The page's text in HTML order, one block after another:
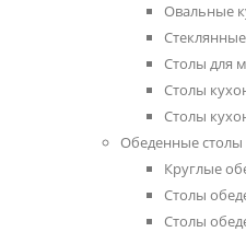
Овальные
Столы для
Столы
Столы
Обеденные столы
Круглые
Столы
Столы